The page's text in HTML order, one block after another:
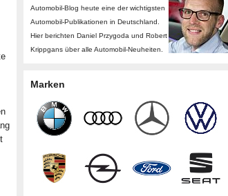
Automobil-Blog heute eine der wichtigsten
Automobil-Publikationen in Deutschland.
Hier berichten Daniel Przygoda und Robert
Krippgans über alle Automobil-Neuheiten.
Marken